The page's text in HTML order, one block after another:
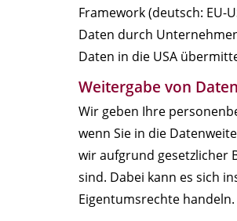
Framework (deutsch: EU-
Daten durch
Daten in die USA
Weitergabe von
Wir geben Ihre
wenn Sie in die
wir aufgrund gesetzlicher
sind. Dabei kann es sich
Eigentumsrechte handeln.